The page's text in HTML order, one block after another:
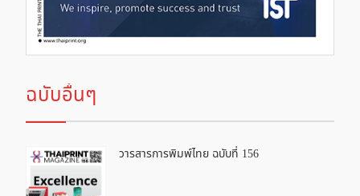
ฉบับอื่นๆ
วารสารการพิมพ์ไทย ฉบับที่ 156